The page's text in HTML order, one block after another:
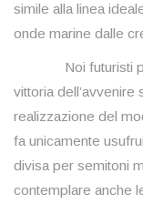
simile alla linea
onde marine dalle
Noi futuristi
vittoria
realizzazione del
fa unicamente
divisa per semitoni
contemplare anche